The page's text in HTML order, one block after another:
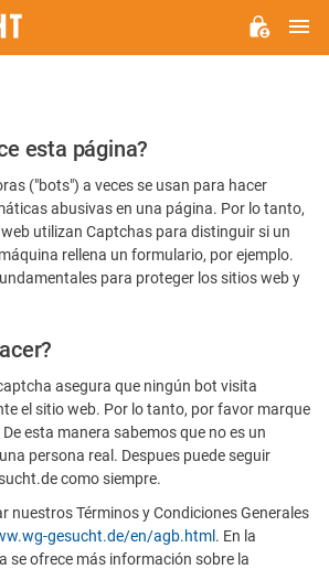
esta página?
("bots") a veces se usan para hacer
abusivas en una página. Por lo tanto,
utilizan Captchas para distinguir si un
rellena un formulario, por ejemplo.
para proteger los sitios web y
asegura que ningún bot visita
el sitio web. Por lo tanto, por favor marque
esta manera sabemos que no es un
persona real. Despues puede seguir
como siempre.
nuestros Términos y Condiciones Generales
gesucht.de/en/agb.html . En la
se ofrece más información sobre la